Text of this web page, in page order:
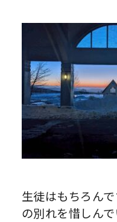
生徒はもちろん
の別れを惜しんで